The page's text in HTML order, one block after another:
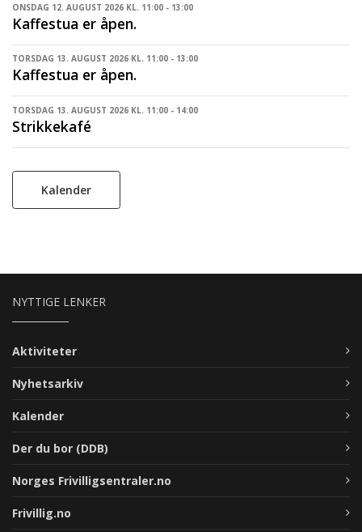
ONSDAG 12. AUGUST 2026 KL. 11:00 - 13:00
Kaffestua er åpen.
TORSDAG 13. AUGUST 2026 KL. 11:00 - 13:00
Kaffestua er åpen.
TORSDAG 13. AUGUST 2026 KL. 11:00 - 14:00
Strikkekafé
Kalender
NYTTIGE LENKER
Aktiviteter
Nyhetsarkiv
Kalender
Der du bor (DDB)
Norges Frivilligsentraler.no
Frivillig.no